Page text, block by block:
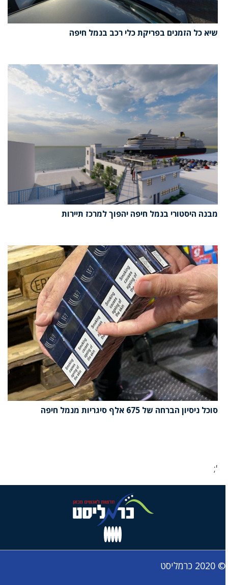
שיא כל הזמנים בפריקת כלי רכב בנמל חיפה
מבנה היסטורי בנמל חיפה יהפוך למרכז תיירות
סוכל ניסיון הברחה של 675 אלף סיגריות מנמל חיפה
';
© 2020 כרמליסט